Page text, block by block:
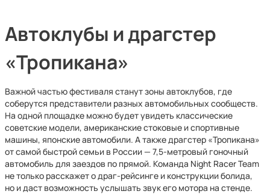
Автоклубы и драгстер
«Тропикана»
Важной частью фестиваля станут зоны автоклубов, где
соберутся представители разных автомобильных сообществ.
На одной площадке можно будет увидеть классические
советские модели, американские стоковые и спортивные
машины, японские автомобили. А также драгстер «Тропикана»
от самой быстрой семьи в России — 7,5-метровый гоночный
автомобиль для заездов по прямой. Команда Night Racer Team
не только расскажет о драг-рейсинге и конструкции болида,
но и даст возможность услышать звук его мотора на стенде.